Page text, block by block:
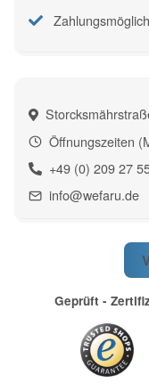
Öffnungszeiten
+49 (0) 209 27
info@wefaru.de
Geprüft -